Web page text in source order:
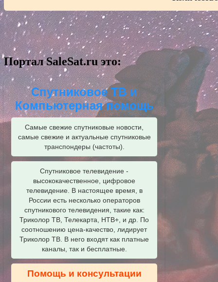
Портал SaleSat.ru это:
Спутниковое ТВ и
Компьютерная помощь
Самые свежие спутниковые новости,
самые свежие и актуальные спутниковые
транспондеры (частоты).
Спутниковое телевидение -
высококачественное, цифровое
телевидение. В настоящее время, в
России есть несколько операторов
спутникового телевидения, такие как:
Триколор ТВ, Телекарта, НТВ+, и др. По
соотношению цена-качество, лидирует
Триколор ТВ. В него входят как платные
каналы, так и бесплатные.
Помощь и консультации